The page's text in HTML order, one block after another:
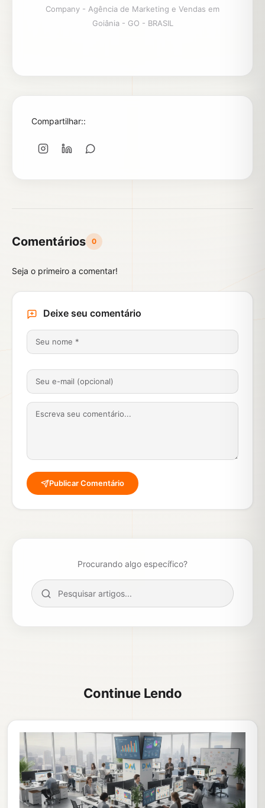
Company - Agência de Marketing e Vendas em
Goiânia - GO - BRASIL
Compartilhar::
Comentários 0
Seja o primeiro a comentar!
Deixe seu comentário
Publicar Comentário
Procurando algo específico?
Continue Lendo